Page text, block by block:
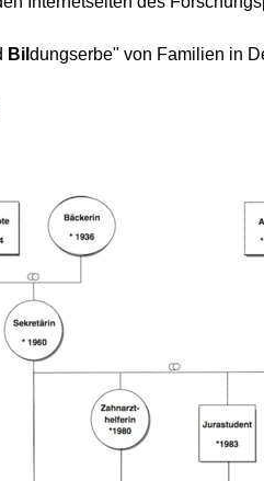
Bil dungserbe" von Familien in